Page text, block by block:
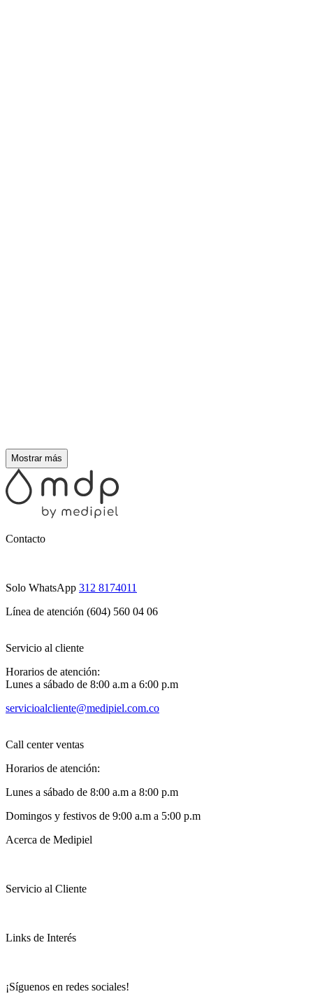
Mostrar más
Contacto
Solo WhatsApp 312 8174011
Línea de atención (604) 560 04 06
Servicio al cliente
Horarios de atención:
Lunes a sábado de 8:00 a.m a 6:00 p.m
servicioalcliente@medipiel.com.co
Call center ventas
Horarios de atención:
Lunes a sábado de 8:00 a.m a 8:00 p.m
Domingos y festivos de 9:00 a.m a 5:00 p.m
Acerca de Medipiel
Servicio al Cliente
Links de Interés
¡Síguenos en redes sociales!